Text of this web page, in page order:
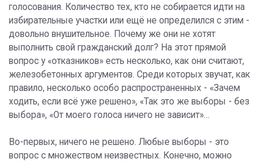
голосования. Количество тех, кто не собирается идти на
избирательные участки или ещё не определился с этим -
довольно внушительное. Почему же они не хотят
выполнить свой гражданский долг? На этот прямой
вопрос у «отказников» есть несколько, как они считают,
железобетонных аргументов. Среди которых звучат, как
правило, несколько особо распространенных - «Зачем
ходить, если всё уже решено», «Так это же выборы - без
выбора», «От моего голоса ничего не зависит»…
Во-первых, ничего не решено. Любые выборы - это
вопрос с множеством неизвестных. Конечно, можно